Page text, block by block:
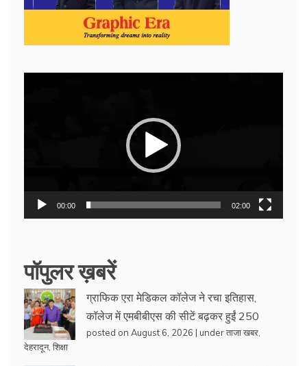
00:00 02:00
पॉपुलर ख़बरें
ग्राफिक एरा मेडिकल कॉलेज ने रचा इतिहास,
कॉलेज में एमबीबीएस की सीटें बढ़कर हुईं 250
posted on August 6, 2026 | underताजा खबर
देहरादून, शिक्षा